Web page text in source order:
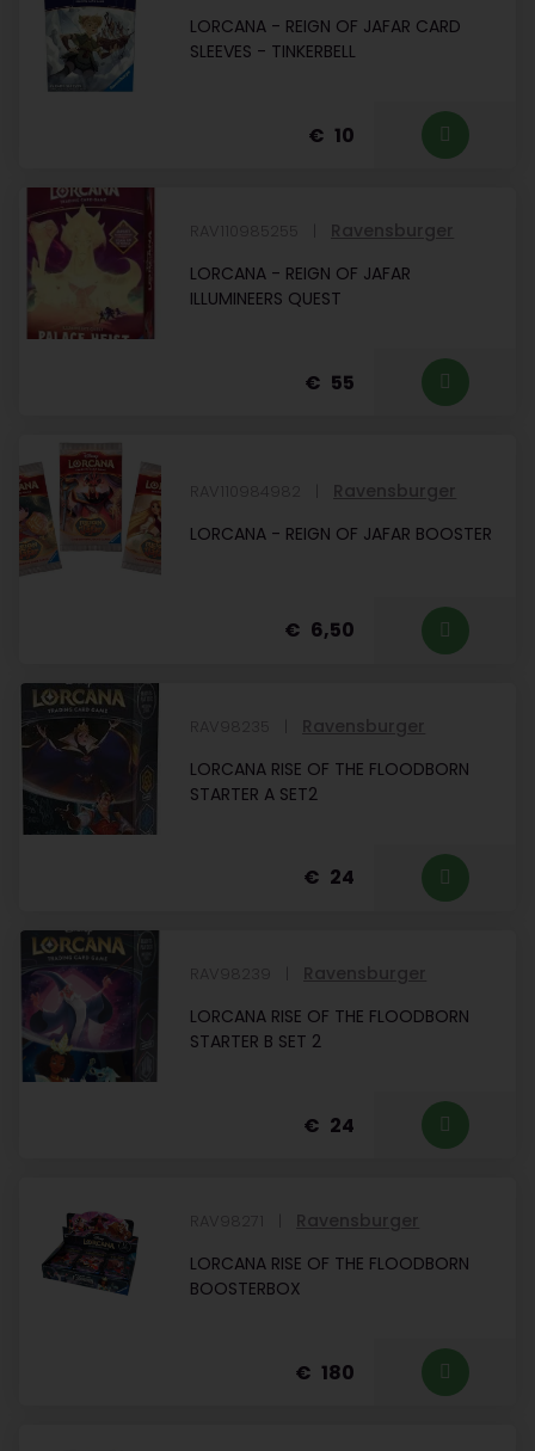
LORCANA - REIGN OF JAFAR CARD
SLEEVES - TINKERBELL
10
Ravensburger
LORCANA - REIGN OF JAFAR
ILLUMINEERS QUEST
55
RAV110984982
Ravensburger
LORCANA - REIGN OF JAFAR BOOSTER
6,50
Ravensburger
LORCANA RISE OF THE FLOODBORN
STARTER A SET2
24
Ravensburger
LORCANA RISE OF THE FLOODBORN
STARTER B SET 2
24
Ravensburger
LORCANA RISE OF THE FLOODBORN
BOOSTERBOX
180